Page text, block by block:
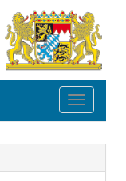
Toggle